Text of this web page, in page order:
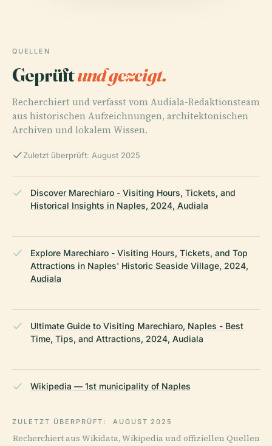
QUELLEN
Geprüftund gezeigt.
Recherchiert und verfasst vom Audiala-Redaktionsteam
aus historischen Aufzeichnungen, architektonischen
Archiven und lokalem Wissen.
Zuletzt überprüft: August 2025
Discover Marechiaro - Visiting Hours, Tickets, and
Historical Insights in Naples, 2024, Audiala
Explore Marechiaro - Visiting Hours, Tickets, and Top
Attractions in Naples' Historic Seaside Village, 2024,
Audiala
Ultimate Guide to Visiting Marechiaro, Naples - Best
Time, Tips, and Attractions, 2024, Audiala
Wikipedia — 1st municipality of Naples
ZULETZT ÜBERPRÜFT: AUGUST 2025
Recherchiert aus Wikidata, Wikipedia und offiziellen Quellen